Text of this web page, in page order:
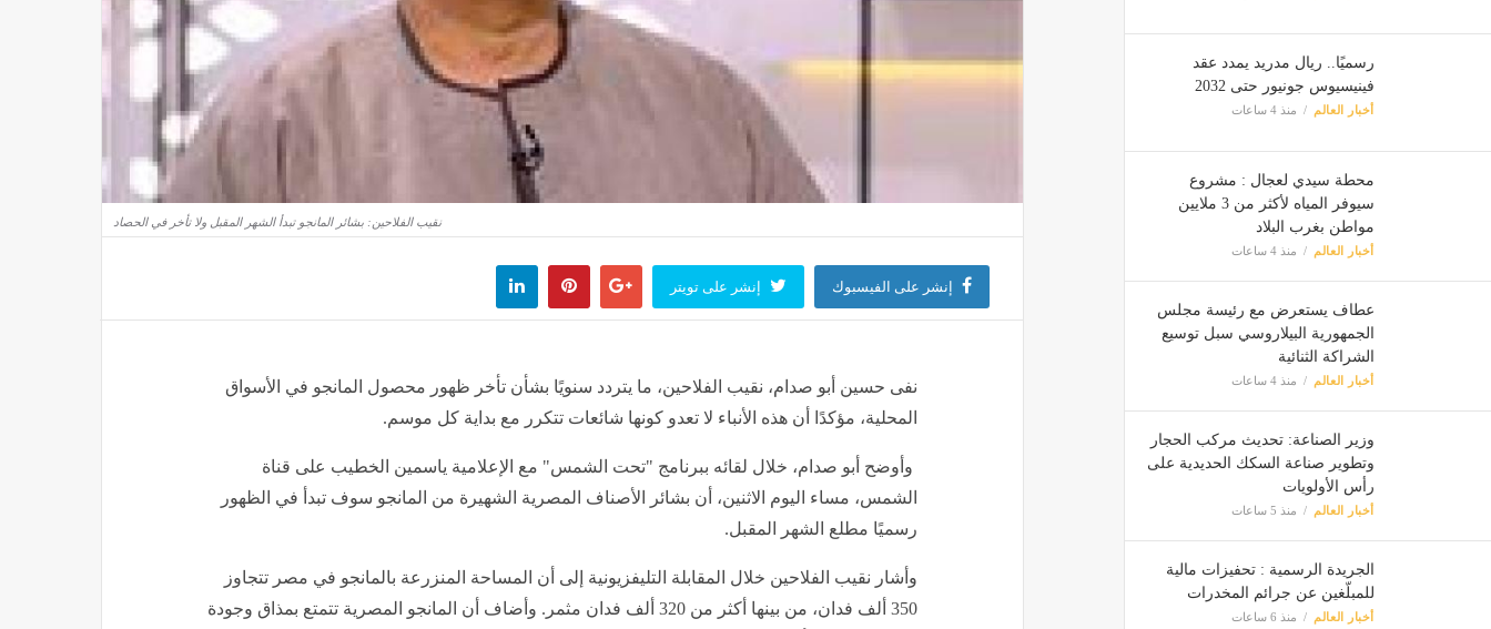
رسميًا.. ريال مدريد يمدد عقد
فينيسيوس جونيور حتى 2032
أخبار العالم منذ 4 ساعات
محطة سيدي لعجال : مشروع
سيوفر المياه لأكثر من 3 ملايين
مواطن بغرب البلاد
أخبار العالم منذ 4 ساعات
عطاف يستعرض مع رئيسة مجلس
الجمهورية البيلاروسي سبل توسيع
الشراكة الثنائية
أخبار العالم منذ 4 ساعات
وزير الصناعة: تحديث مركب الحجار
وتطوير صناعة السكك الحديدية على
رأس الأولويات
أخبار العالم منذ 5 ساعات
الجريدة الرسمية : تحفيزات مالية
للمبلّغين عن جرائم المخدرات
أخبار العالم منذ 6 ساعات
نقيب الفلاحين: بشائر المانجو تبدأ الشهر المقبل ولا تأخر في الحصاد
إنشر على الفيسبوك إنشر على تويتر
​نفى حسين أبو صدام، نقيب الفلاحين، ما يتردد سنويًا بشأن تأخر ظهور محصول المانجو في الأسواق
المحلية، مؤكدًا أن هذه الأنباء لا تعدو كونها شائعات تتكرر مع بداية كل موسم.
وأوضح أبو صدام، خلال لقائه ببرنامج "تحت الشمس" مع الإعلامية ياسمين الخطيب على قناة
الشمس، مساء اليوم الاثنين، أن بشائر الأصناف المصرية الشهيرة من المانجو سوف تبدأ في الظهور
رسميًا مطلع الشهر المقبل.
​وأشار نقيب الفلاحين خلال المقابلة التليفزيونية إلى أن المساحة المنزرعة بالمانجو في مصر تتجاوز
350 ألف فدان، من بينها أكثر من 320 ألف فدان مثمر. وأضاف أن المانجو المصرية تتمتع بمذاق وجودة